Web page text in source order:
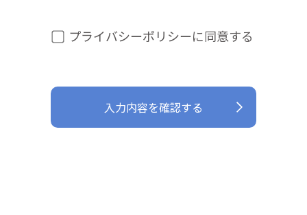
るか、またはあらかじめウェブサイト
取り扱います。 個人情報の取得につい
て 適法かつ公正な手段によって、個人
情報を取得いたします。
プライバシーポリシーに同意する
入力内容を確認する